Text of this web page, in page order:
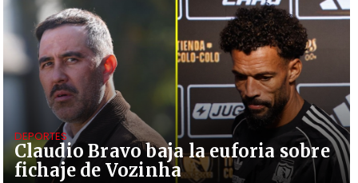
Claudio Bravo baja la euforia sobre
fichaje de Vozinha
DEPORTES